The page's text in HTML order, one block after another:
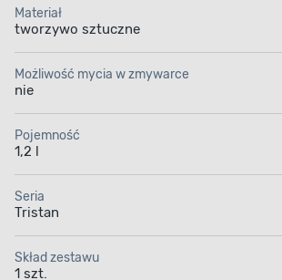
Materiał
tworzywo sztuczne
Możliwość mycia w zmywarce
nie
Pojemność
1,2 l
Seria
Tristan
Skład zestawu
1 szt.